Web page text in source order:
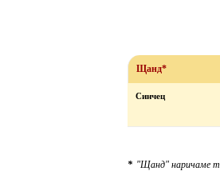
Щанд*
Синчец
* "Щанд" наричаме